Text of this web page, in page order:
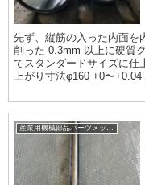
先ず、縦筋の入った内面を
削った-0.3mm 以上に硬質
てスタンダードサイズに仕
上がり寸法φ160 +0〜
産業用機械部品パーツメッキ加工履歴